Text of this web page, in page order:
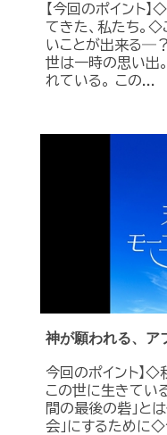
【今回のポイント
てきた、私たち。
いことが出来る―
世は一時の思い出
れている。 この...
神が願われる、ア
今回のポイント】◇
この世に生きてい
間の最後の砦」と
会」にするために